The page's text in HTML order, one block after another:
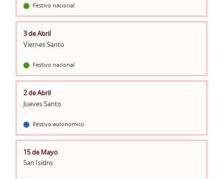
Festivo nacional
3 de Abril
Viernes Santo
Festivo nacional
2 de Abril
Jueves Santo
Festivo autonomico
15 de Mayo
San Isidro